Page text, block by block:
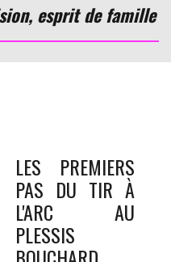
esprit de famille
LES PREMIERS
PAS DU TIR À
L'ARC AU
PLESSIS